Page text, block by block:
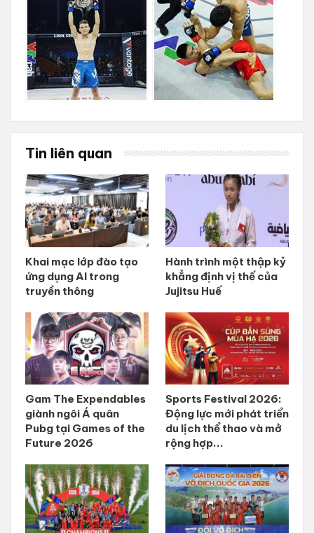
Tin liên quan
Khai mạc lớp đào tạo
ứng dụng AI trong
truyền thông
Hành trình một thập kỷ
khẳng định vị thế của
Jujitsu Huế
Gam The Expendables
giành ngôi Á quân
Pubg tại Games of the
Future 2026
Sports Festival 2026:
Động lực mới phát triển
du lịch thể thao và mở
rộng hợp...